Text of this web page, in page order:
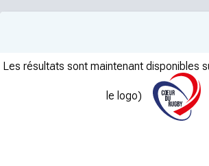
Les résultats sont maintenant disponibles
le logo)